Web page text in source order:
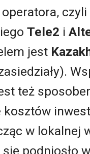
czyli
Tele2 i
jest
też
kosztów
w lokalnej
podniosło